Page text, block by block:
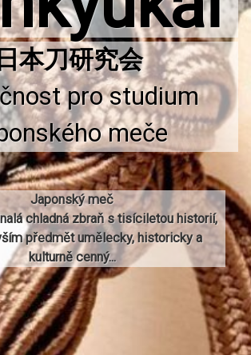
pro studium
meče
Japonský meč
chladná zbraň s tisíciletou historií,
předmět umělecky, historicky a
kulturně cenný...